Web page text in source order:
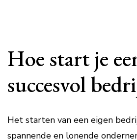
Hoe start je
succesvol
Het starten van een eigen
spannende en lonende